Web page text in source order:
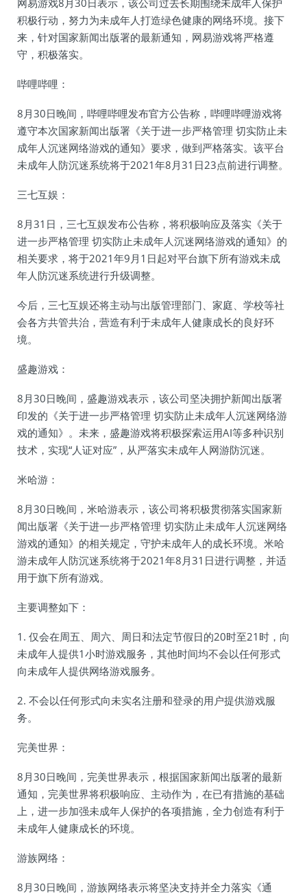
网易游戏8月30日表示，该公司过去长期围绕未成年人保护
积极行动，努力为未成年人打造绿色健康的网络环境。接下
来，针对国家新闻出版署的最新通知，网易游戏将严格遵
守，积极落实。
哔哩哔哩：
8月30日晚间，哔哩哔哩发布官方公告称，哔哩哔哩游戏将
遵守本次国家新闻出版署《关于进一步严格管理 切实防止未
成年人沉迷网络游戏的通知》要求，做到严格落实。该平台
未成年人防沉迷系统将于2021年8月31日23点前进行调整。
三七互娱：
8月31日，三七互娱发布公告称，将积极响应及落实《关于
进一步严格管理 切实防止未成年人沉迷网络游戏的通知》的
相关要求，将于2021年9月1日起对平台旗下所有游戏未成
年人防沉迷系统进行升级调整。
今后，三七互娱还将主动与出版管理部门、家庭、学校等社
会各方共管共治，营造有利于未成年人健康成长的良好环
境。
盛趣游戏：
8月30日晚间，盛趣游戏表示，该公司坚决拥护新闻出版署
印发的《关于进一步严格管理 切实防止未成年人沉迷网络游
戏的通知》。未来，盛趣游戏将积极探索运用AI等多种识别
技术，实现“人证对应”，从严落实未成年人网游防沉迷。
米哈游：
8月30日晚间，米哈游表示，该公司将积极贯彻落实国家新
闻出版署《关于进一步严格管理 切实防止未成年人沉迷网络
游戏的通知》的相关规定，守护未成年人的成长环境。米哈
游未成年人防沉迷系统将于2021年8月31日进行调整，并适
用于旗下所有游戏。
主要调整如下：
1. 仅会在周五、周六、周日和法定节假日的20时至21时，向
未成年人提供1小时游戏服务，其他时间均不会以任何形式
向未成年人提供网络游戏服务。
2. 不会以任何形式向未实名注册和登录的用户提供游戏服
务。
完美世界：
8月30日晚间，完美世界表示，根据国家新闻出版署的最新
通知，完美世界将积极响应、主动作为，在已有措施的基础
上，进一步加强未成年人保护的各项措施，全力创造有利于
未成年人健康成长的环境。
游族网络：
8月30日晚间，游族网络表示将坚决支持并全力落实《通